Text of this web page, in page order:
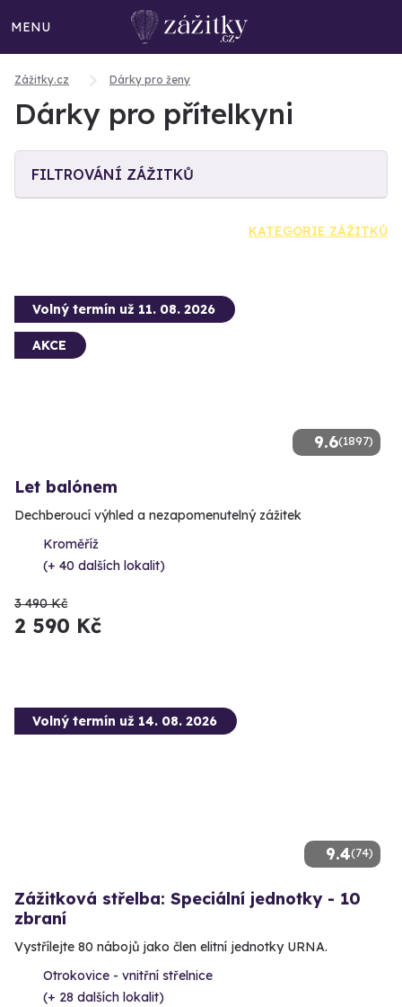
MENU
Zážitky.cz Dárky pro ženy
Dárky pro přítelkyni
FILTROVÁNÍ ZÁŽITKŮ
KATEGORIE ZÁŽITKŮ
9.6(1897)
Volný termín už 11. 08. 2026
AKCE
Let balónem
Dechberoucí výhled a nezapomenutelný zážitek
Kroměříž
(+ 40 dalších lokalit)
3 490 Kč
2 590 Kč
9.4(74)
Volný termín už 14. 08. 2026
Zážitková střelba: Speciální jednotky - 10
zbraní
Vystřílejte 80 nábojů jako člen elitní jednotky URNA.
Otrokovice - vnitřní střelnice
(+ 28 dalších lokalit)